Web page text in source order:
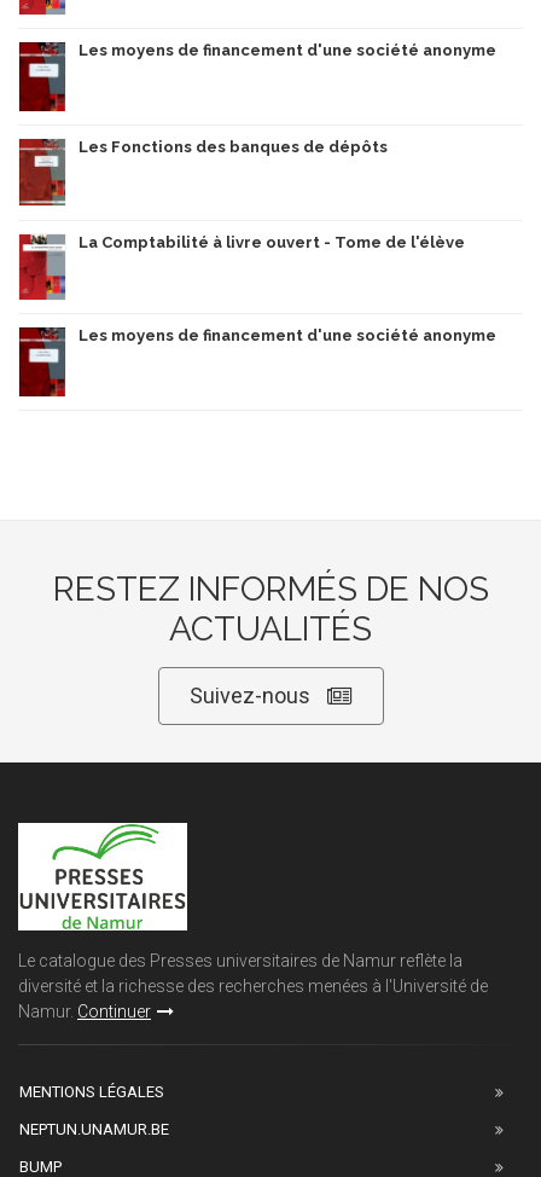
Les moyens de financement d'une société anonyme
Les Fonctions des banques de dépôts
La Comptabilité à livre ouvert - Tome de l'élève
Les moyens de financement d'une société anonyme
RESTEZ INFORMÉS DE NOS
ACTUALITÉS
Suivez-nous
Le catalogue des Presses universitaires de Namur reflète la
diversité et la richesse des recherches menées à l'Université de
Namur. Continuer
MENTIONS LÉGALES
NEPTUN.UNAMUR.BE
BUMP